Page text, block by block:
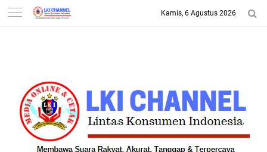
-->
Kamis, 6 Agustus 2026